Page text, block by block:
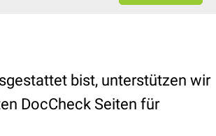
bist, unterstützen wir
DocCheck Seiten für